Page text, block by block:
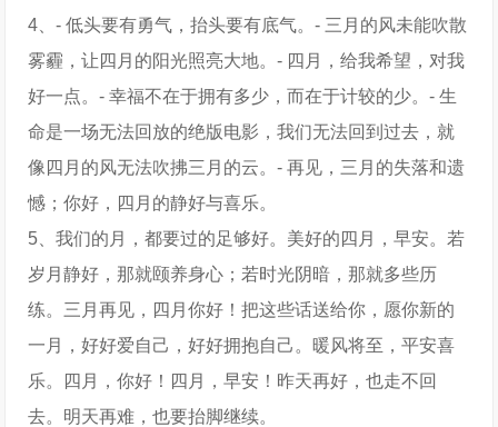
4、- 低头要有勇气，抬头要有底气。- 三月的风未能吹散
雾霾，让四月的阳光照亮大地。- 四月，给我希望，对我
好一点。- 幸福不在于拥有多少，而在于计较的少。- 生
命是一场无法回放的绝版电影，我们无法回到过去，就
像四月的风无法吹拂三月的云。- 再见，三月的失落和遗
憾；你好，四月的静好与喜乐。
5、我们的月，都要过的足够好。美好的四月，早安。若
岁月静好，那就颐养身心；若时光阴暗，那就多些历
练。三月再见，四月你好！把这些话送给你，愿你新的
一月，好好爱自己，好好拥抱自己。暖风将至，平安喜
乐。四月，你好！四月，早安！昨天再好，也走不回
去。明天再难，也要抬脚继续。